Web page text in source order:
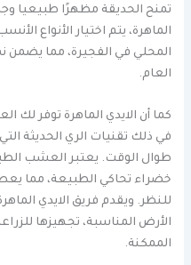
تمنح الحديقة مظهرًا طبيعيا
الماهرة، يتم اختيار الأنواع
المحلي في الفجيرة، مما
العام.
كما أن الايدي الماهرة توفر لك
في ذلك تقنيات الري الحديثة
طوال الوقت. يعتبر العشب
خضراء تحاكي الطبيعة، مما
للنظر. ويقدم فريق الايدي
الأرض المناسبة، تجهيزها
الممكنة.